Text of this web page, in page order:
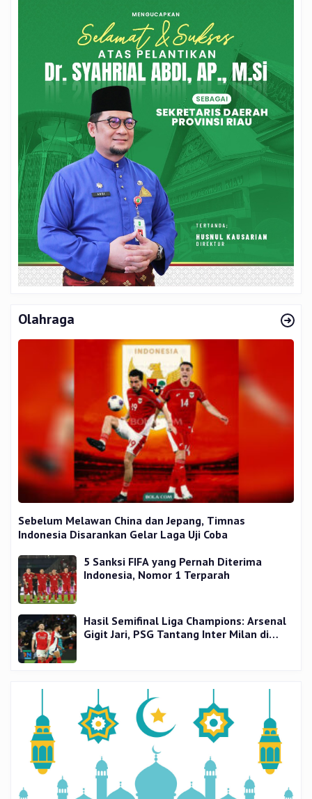
Olahraga
Sebelum Melawan China dan Jepang, Timnas
Indonesia Disarankan Gelar Laga Uji Coba
5 Sanksi FIFA yang Pernah Diterima
Indonesia, Nomor 1 Terparah
Hasil Semifinal Liga Champions: Arsenal
Gigit Jari, PSG Tantang Inter Milan di